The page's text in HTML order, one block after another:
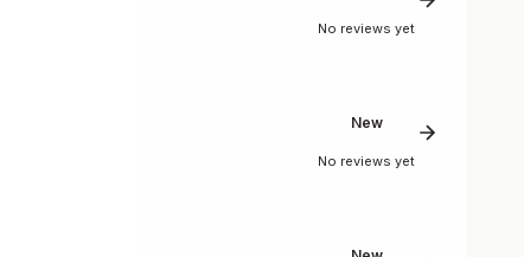
No reviews yet
New
No reviews yet